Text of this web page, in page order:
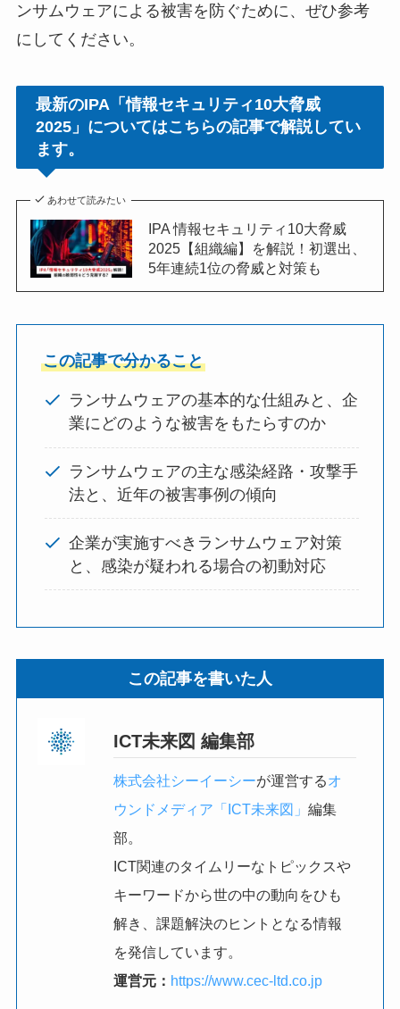
ンサムウェアによる被害を防ぐために、ぜひ参考
にしてください。
最新のIPA「情報セキュリティ10大脅威
2025」についてはこちらの記事で解説してい
ます。
あわせて読みたい
IPA 情報セキュリティ10大脅威
2025【組織編】を解説！初選出、
5年連続1位の脅威と対策も
この記事で分かること
ランサムウェアの基本的な仕組みと、企
業にどのような被害をもたらすのか
ランサムウェアの主な感染経路・攻撃手
法と、近年の被害事例の傾向
企業が実施すべきランサムウェア対策
と、感染が疑われる場合の初動対応
この記事を書いた人
ICT未来図 編集部
株式会社シーイーシーが運営するオ
ウンドメディア「ICT未来図」編集
部。
ICT関連のタイムリーなトピックスや
キーワードから世の中の動向をひも
解き、課題解決のヒントとなる情報
を発信しています。
運営元： https://www.cec-ltd.co.jp